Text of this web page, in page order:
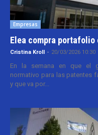
Empresas
Elea compra
Cristina Kroll - 20/03/2026 10:30
En la semana en que el
normativo para las patentes
y que va por...